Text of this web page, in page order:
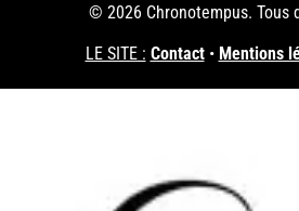
© 2026 Chronotempus. Tous
LE SITE : Contact• Mentions